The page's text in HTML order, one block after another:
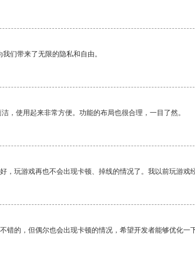
们带来了无限的隐私和自由。
，使用起来非常方便。功能的布局也很合理，一目了然。
，玩游戏再也不会出现卡顿、掉线的情况了。我以前玩游戏
错的，但偶尔也会出现卡顿的情况，希望开发者能够优化一下